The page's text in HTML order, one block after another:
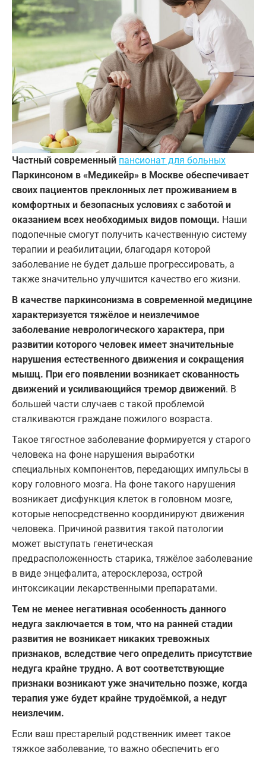
Частный современный пансионат для больных
Паркинсоном в «Медикейр» в Москве обеспечивает
своих пациентов преклонных лет проживанием в
комфортных и безопасных условиях с заботой и
оказанием всех необходимых видов помощи. Наши
подопечные смогут получить качественную систему
терапии и реабилитации, благодаря которой
заболевание не будет дальше прогрессировать, а
также значительно улучшится качество его жизни.
В качестве паркинсонизма в современной медицине
характеризуется тяжёлое и неизлечимое
заболевание неврологического характера, при
развитии которого человек имеет значительные
нарушения естественного движения и сокращения
мышц. При его появлении возникает скованность
движений и усиливающийся тремор движений. В
большей части случаев с такой проблемой
сталкиваются граждане пожилого возраста.
Такое тягостное заболевание формируется у старого
человека на фоне нарушения выработки
специальных компонентов, передающих импульсы в
кору головного мозга. На фоне такого нарушения
возникает дисфункция клеток в головном мозге,
которые непосредственно координируют движения
человека. Причиной развития такой патологии
может выступать генетическая
предрасположенность старика, тяжёлое заболевание
в виде энцефалита, атеросклероза, острой
интоксикации лекарственными препаратами.
Тем не менее негативная особенность данного
недуга заключается в том, что на ранней стадии
развития не возникает никаких тревожных
признаков, вследствие чего определить присутствие
недуга крайне трудно. А вот соответствующие
признаки возникают уже значительно позже, когда
терапия уже будет крайне трудоёмкой, а недуг
неизлечим.
Если ваш престарелый родственник имеет такое
тяжкое заболевание, то важно обеспечить его